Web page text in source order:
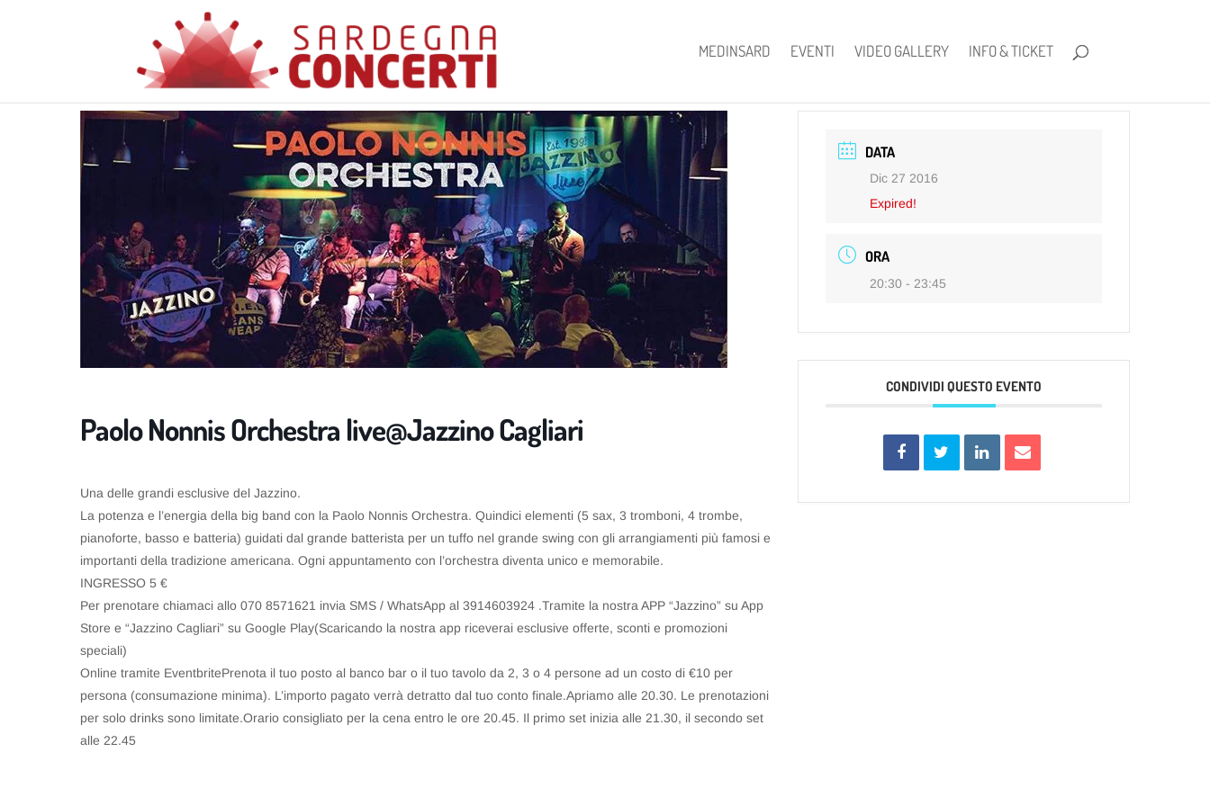
MEDINSARD EVENTI VIDEO GALLERY INFO & TICKET
Paolo Nonnis Orchestra live@Jazzino Cagliari
Una delle grandi esclusive del Jazzino.
La potenza e l’energia della big band con la Paolo Nonnis Orchestra. Quindici elementi (5 sax, 3 tromboni, 4 trombe,
pianoforte, basso e batteria) guidati dal grande batterista per un tuffo nel grande swing con gli arrangiamenti più famosi e
importanti della tradizione americana. Ogni appuntamento con l’orchestra diventa unico e memorabile.
INGRESSO 5 €
Per prenotare chiamaci allo 070 8571621 invia SMS / WhatsApp al 3914603924 .Tramite la nostra APP “Jazzino” su App
Store e “Jazzino Cagliari” su Google Play(Scaricando la nostra app riceverai esclusive offerte, sconti e promozioni
speciali)
Online tramite EventbritePrenota il tuo posto al banco bar o il tuo tavolo da 2, 3 o 4 persone ad un costo di €10 per
persona (consumazione minima). L’importo pagato verrà detratto dal tuo conto finale.Apriamo alle 20.30. Le prenotazioni
per solo drinks sono limitate.Orario consigliato per la cena entro le ore 20.45. Il primo set inizia alle 21.30, il secondo set
alle 22.45
DATA
Dic 27 2016
Expired!
ORA
20:30 - 23:45
CONDIVIDI QUESTO EVENTO